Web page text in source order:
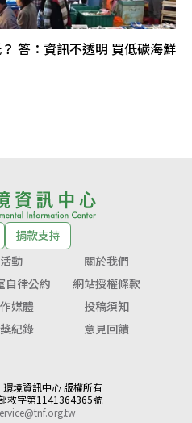
答：資訊不透明 買低碳海鮮
捐款支持
活動
關於我們
自律公約
網站授權條款
媒體
投稿須知
紀錄 意見回饋
境資訊中心 版權所有
救字第1141364365號